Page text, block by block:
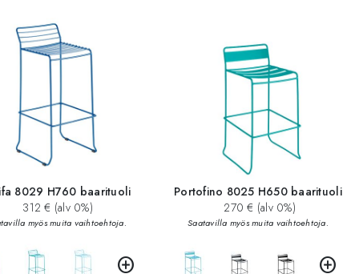
8029 H760 baarituoli
312 € (alv 0%)
myös muita vaihtoehtoja.
add_circle
Portofino 8025 H650 baarituoli
270 € (alv 0%)
Saatavilla myös muita vaihtoehtoja.
add_circle